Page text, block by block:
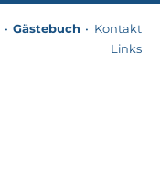
Kontakt
Gästebuch
Links